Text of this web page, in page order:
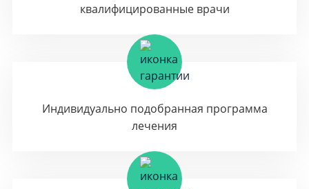
квалифицированные врачи
Индивидуально подобранная программа
лечения